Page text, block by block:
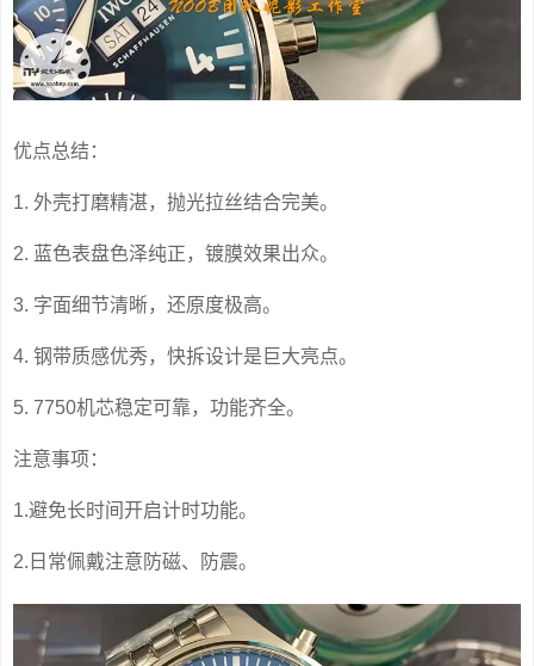
优点总结：
1. 外壳打磨精湛，抛光拉丝结合完美。
2. 蓝色表盘色泽纯正，镀膜效果出众。
3. 字面细节清晰，还原度极高。
4. 钢带质感优秀，快拆设计是巨大亮点。
5. 7750机芯稳定可靠，功能齐全。
注意事项：
1.避免长时间开启计时功能。
2.日常佩戴注意防磁、防震。